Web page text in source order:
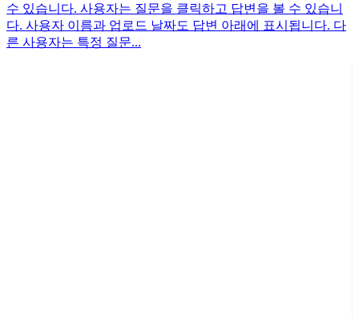
수 있습니다. 사용자는 질문을 클릭하고 답변을 볼 수 있습니
다. 사용자 이름과 업로드 날짜도 답변 아래에 표시됩니다. 다
른 사용자는 특정 질문...